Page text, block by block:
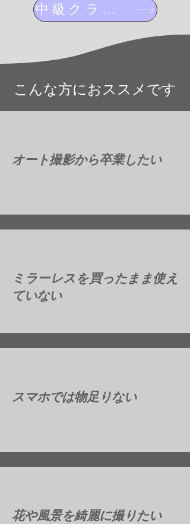
中級クラスを見る
こんな方におススメです
オート撮影から卒業したい
ミラーレスを買ったまま使え
ていない
スマホでは物足りない
花や風景を綺麗に撮りたい